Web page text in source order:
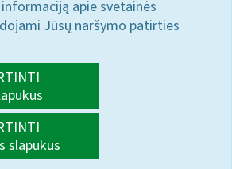
apie svetainės
Jūsų naršymo patirties
slapukus